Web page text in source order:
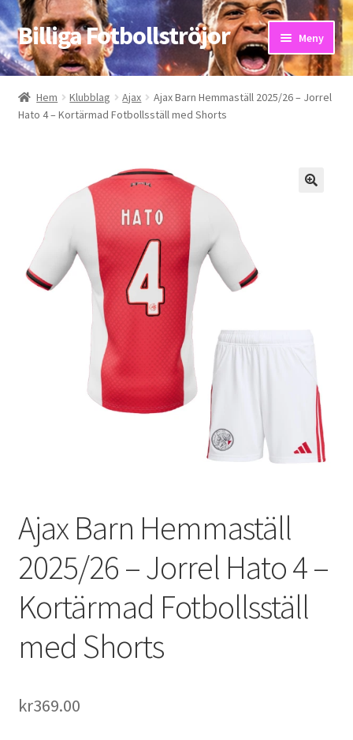
Hoppa
till
navigering
Hoppa
till
innehåll
Billiga Fotbollströjor Meny
Hem
Bloggar
Kontakta oss
Mitt konto
Storleksguiden
Hem Klubblag Ajax
Ajax Barn Hemmaställ 2025/26 – Jorrel
Hato 4 – Kortärmad Fotbollsställ med Shorts
Ajax Barn Hemmaställ
2025/26 – Jorrel Hato 4 –
Kortärmad Fotbollsställ
med Shorts
kr369.00